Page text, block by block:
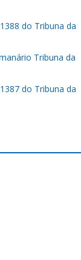
do Tribuna da
Tribuna da
do Tribuna da